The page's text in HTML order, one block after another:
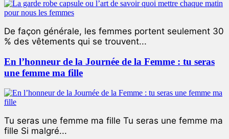
De façon générale, les femmes portent seulement 30
% des vêtements qui se trouvent...
En l’honneur de la Journée de la Femme : tu seras
une femme ma fille
Tu seras une femme ma fille Tu seras une femme ma
fille Si malgré...